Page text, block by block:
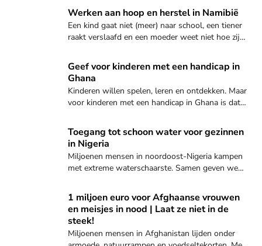
plaatse.
Werken aan hoop en herstel in Namibië
Een kind gaat niet (meer) naar school, een tiener
raakt verslaafd en een moeder weet niet hoe zij
want samen kunnen we goed doen!
Ontdek hoe jij kunt helpen
Geef voor kinderen met een handicap in
Ghana
Kinderen willen spelen, leren en ontdekken. Maar
voor kinderen met een handicap in Ghana is dat
verschil!
Ontdek hoe jij kunt helpen
Toegang tot schoon water voor gezinnen
in Nigeria
Miljoenen mensen in noordoost-Nigeria kampen
met extreme waterschaarste. Samen geven we
betere hygiëne en veiligheid.
Ontdek hoe jij kunt helpen
1 miljoen euro voor Afghaanse vrouwen
en meisjes in nood | Laat ze niet in de
steek!
Miljoenen mensen in Afghanistan lijden onder